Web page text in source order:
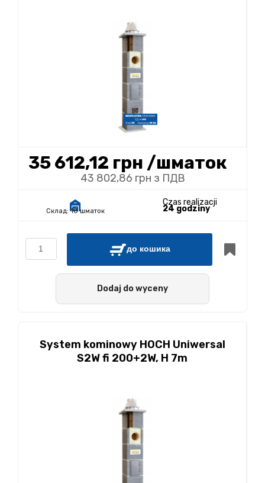
35 612,12 грн /шматок
43 802,86 грн з ПДВ
Склад: 10 шматок
Czas realizacji
24 godziny
до кошика
Dodaj do wyceny
System kominowy HOCH Uniwersal
S2W fi 200+2W, H 7m